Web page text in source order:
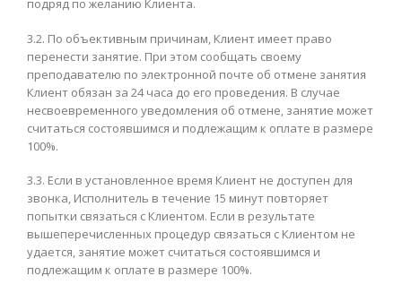
подряд по желанию Клиента.
3.2. По объективным причинам, Клиент имеет право
перенести занятие. При этом сообщать своему
преподавателю по электронной почте об отмене занятия
Клиент обязан за 24 часа до его проведения. В случае
несвоевременного уведомления об отмене, занятие может
считаться состоявшимся и подлежащим к оплате в размере
100%.
3.3. Если в установленное время Клиент не доступен для
звонка, Исполнитель в течение 15 минут повторяет
попытки связаться с Клиентом. Если в результате
вышеперечисленных процедур связаться с Клиентом не
удается, занятие может считаться состоявшимся и
подлежащим к оплате в размере 100%.